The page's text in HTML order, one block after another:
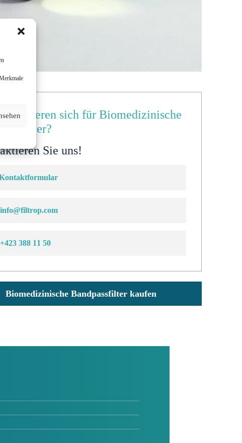
sich für Biomedizinische
Sie uns!
info@filtrop.com
+423 388 11 50
Biomedizinische Bandpassfilter kaufen